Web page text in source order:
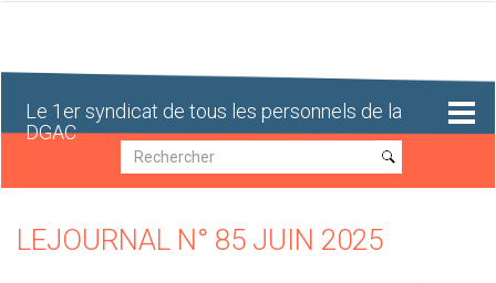
Le 1er syndicat de tous les personnels de la
DGAC
Recherche
Recherche
LEJOURNAL N° 85 JUIN 2025